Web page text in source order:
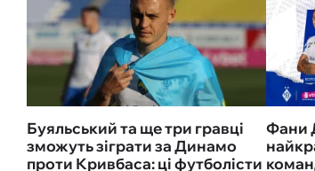
Буяльський та ще три гравці
зможуть зіграти за Динамо
проти Кривбаса: ці футболісти
Фани